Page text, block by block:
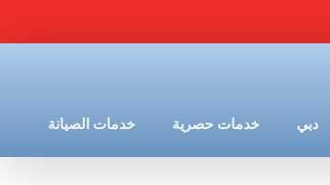
دبي خدمات حصرية خدمات الصيانة